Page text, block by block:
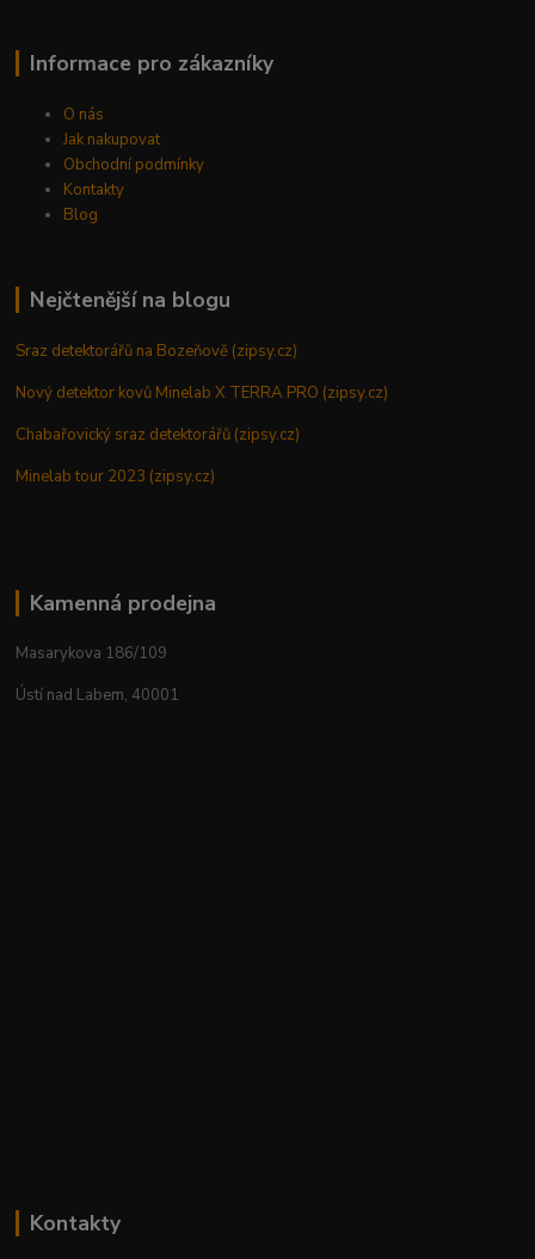
Informace pro zákazníky
O nás
Jak nakupovat
Obchodní podmínky
Kontakty
Blog
Nejčtenější na blogu
Sraz detektorářů na Bozeňově (zipsy.cz)
Nový detektor kovů Minelab X TERRA PRO (zipsy.cz)
Chabařovický sraz detektorářů (zipsy.cz)
Minelab tour 2023 (zipsy.cz)
Kamenná prodejna
Masarykova 186/109
Ústí nad Labem, 40001
Kontakty